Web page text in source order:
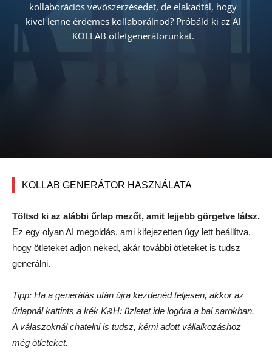
kollaborációs vevőszerzésedet, de elakadtál, hogy
kivel lenne érdemes kollaborálnod? Próbáld ki az AI
KOLLAB ötletgenerátorunkat.
KOLLAB GENERÁTOR HASZNÁLATA
Töltsd ki az alábbi űrlap mezőt, amit lejjebb görgetve látsz.
Ez egy olyan AI megoldás, ami kifejezetten úgy lett beállítva,
hogy ötleteket adjon neked, akár további ötleteket is tudsz
generálni.
Tipp: Ha a generálás után újra kezdenéd teljesen, akkor az
űrlapnál kattints a kék K&H: üzletet ide logóra a bal sarokban.
A válaszoknál chatelni is tudsz, kérni adott vállalkozáshoz
még ötleteket.